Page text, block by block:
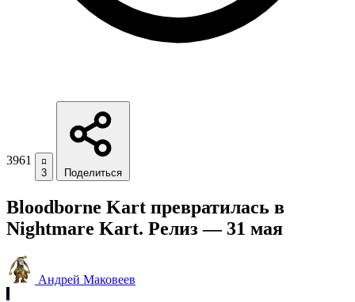
3961
3 Поделиться
Bloodborne Kart превратилась в
Nightmare Kart. Релиз — 31 мая
Андрей Маковеев